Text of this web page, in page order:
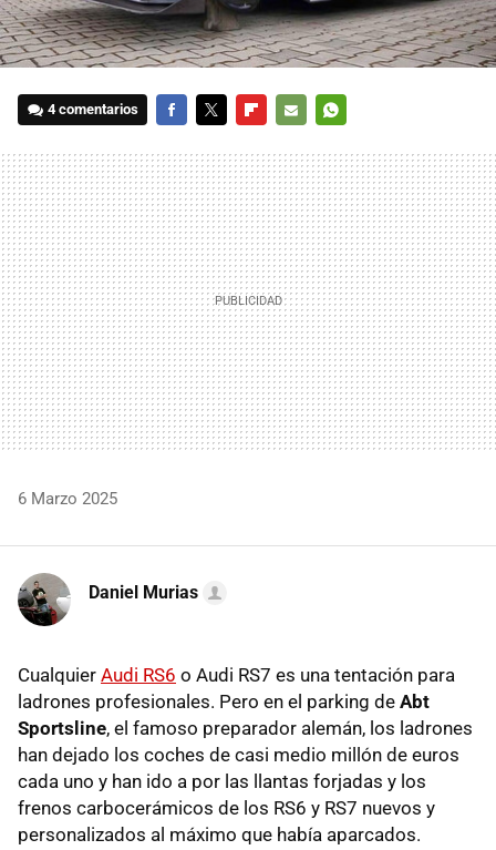
4 comentarios
MAIL
6 Marzo 2025
Daniel Murias
Cualquier Audi RS6 o Audi RS7 es una tentación para
ladrones profesionales. Pero en el parking de Abt
Sportsline, el famoso preparador alemán, los ladrones
han dejado los coches de casi medio millón de euros
cada uno y han ido a por las llantas forjadas y los
frenos carbocerámicos de los RS6 y RS7 nuevos y
personalizados al máximo que había aparcados.